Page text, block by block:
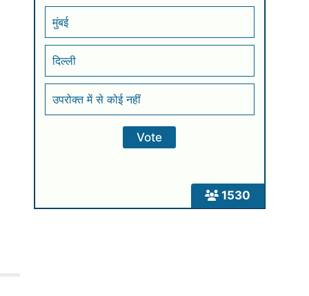
1530
मुंबई
दिल्ली
उपरोक्त में से कोई नहीं